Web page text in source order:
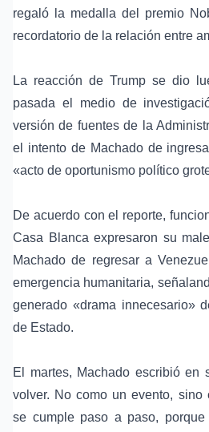
regaló la medalla del premio
recordatorio de la relación entre
La reacción de Trump se dio
pasada el medio de
versión de fuentes de la
el intento de Machado de
«acto de oportunismo político
De acuerdo con el reporte,
Casa Blanca expresaron su
Machado de regresar a
emergencia humanitaria,
generado «drama innecesario»
de Estado.
El martes, Machado escribió en
volver. No como un evento, sino
se cumple paso a paso,